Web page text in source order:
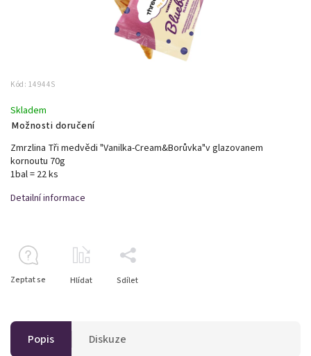
Kód: 14944S
Skladem
Možnosti doručení
Zmrzlina Tři medvědi "Vanilka-Cream&Borůvka"v glazovanem
kornoutu 70g
1bal = 22 ks
Detailní informace
Zeptat se Hlídat Sdílet
Popis Diskuze